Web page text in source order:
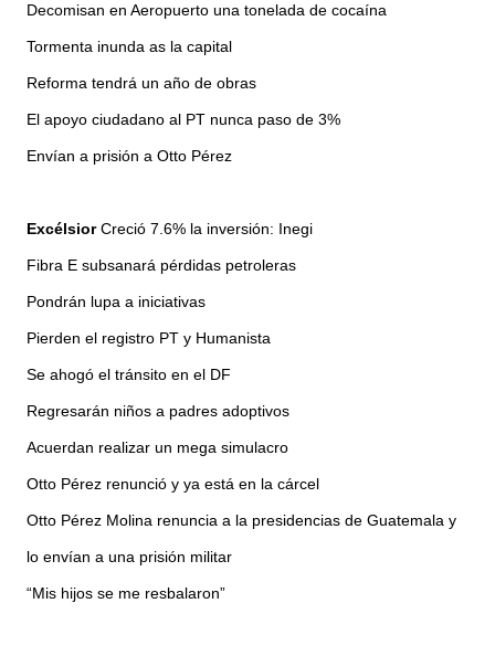
Decomisan en Aeropuerto una tonelada de cocaína
Tormenta inunda as la capital
Reforma tendrá un año de obras
El apoyo ciudadano al PT nunca paso de 3%
Envían a prisión a Otto Pérez
ExcélsiorCreció 7.6% la inversión: Inegi
Fibra E subsanará pérdidas petroleras
Pondrán lupa a iniciativas
Pierden el registro PT y Humanista
Se ahogó el tránsito en el DF
Regresarán niños a padres adoptivos
Acuerdan realizar un mega simulacro
Otto Pérez renunció y ya está en la cárcel
Otto Pérez Molina renuncia a la presidencias de Guatemala y
lo envían a una prisión militar
“Mis hijos se me resbalaron”